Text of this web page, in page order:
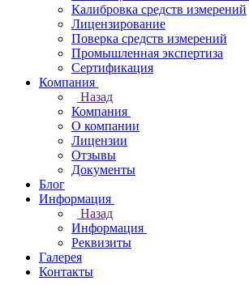
Калибровка средств измерений
Лицензирование
Поверка средств измерений
Промышленная экспертиза
Сертификация
Компания
Назад
Компания
О компании
Лицензии
Отзывы
Документы
Блог
Информация
Назад
Информация
Реквизиты
Галерея
Контакты